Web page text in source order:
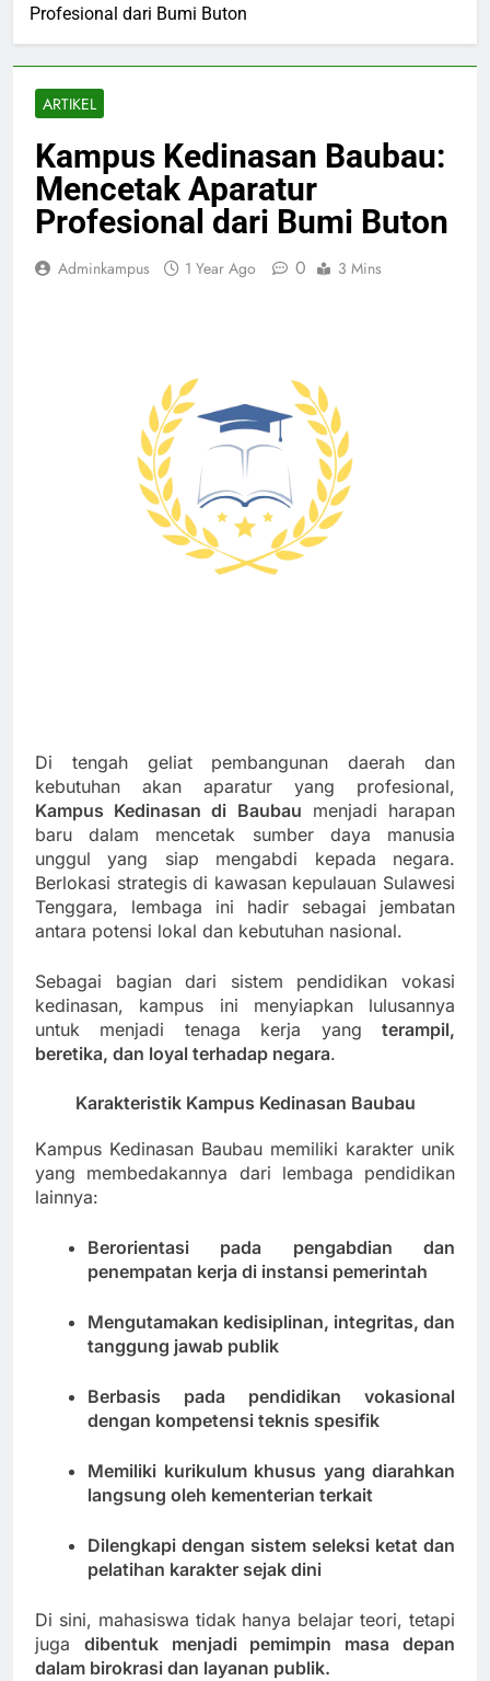
Profesional dari Bumi Buton
ARTIKEL
Kampus Kedinasan Baubau:
Mencetak Aparatur
Profesional dari Bumi Buton
Adminkampus 1 Year Ago 0 3 Mins
Di tengah geliat pembangunan daerah dan
kebutuhan akan aparatur yang profesional,
Kampus Kedinasan di Baubau menjadi harapan
baru dalam mencetak sumber daya manusia
unggul yang siap mengabdi kepada negara.
Berlokasi strategis di kawasan kepulauan Sulawesi
Tenggara, lembaga ini hadir sebagai jembatan
antara potensi lokal dan kebutuhan nasional.
Sebagai bagian dari sistem pendidikan vokasi
kedinasan, kampus ini menyiapkan lulusannya
untuk menjadi tenaga kerja yang terampil,
beretika, dan loyal terhadap negara.
Karakteristik Kampus Kedinasan Baubau
Kampus Kedinasan Baubau memiliki karakter unik
yang membedakannya dari lembaga pendidikan
lainnya:
Berorientasi pada pengabdian dan
penempatan kerja di instansi pemerintah
Mengutamakan kedisiplinan, integritas, dan
tanggung jawab publik
Berbasis pada pendidikan vokasional
dengan kompetensi teknis spesifik
Memiliki kurikulum khusus yang diarahkan
langsung oleh kementerian terkait
Dilengkapi dengan sistem seleksi ketat dan
pelatihan karakter sejak dini
Di sini, mahasiswa tidak hanya belajar teori, tetapi
juga dibentuk menjadi pemimpin masa depan
dalam birokrasi dan layanan publik.